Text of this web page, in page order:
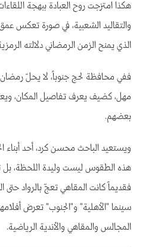
هكذا امتزجت روح العبادة ببهجة
والتقاليد الشعبية، في صورة تعكس عمق
الذي يمنح الزمن الرمضاني دلالته
ففي محافظة لحج جنوباً، لا يحلّ رمضان
مهل، كضيف يعرف تفاصيل المكان،
بعضهم.
ويستعيد الباحث محسن كرد، أحد أبناء
هذه الطقوس ليست وليدة اللحظة، بل
فقديماً كانت المقاهي تعجّ بالرواد حتى
سينما "الأهلية" و"الجنوب" تعرض
المجالس والمقاهي والأندية الرياضية.